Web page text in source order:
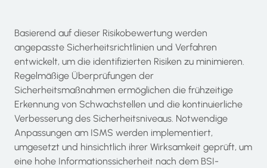
Basierend auf dieser Risikobewertung werden
angepasste Sicherheitsrichtlinien und Verfahren
entwickelt, um die identifizierten Risiken zu minimieren.
Regelmäßige Überprüfungen der
Sicherheitsmaßnahmen ermöglichen die frühzeitige
Erkennung von Schwachstellen und die kontinuierliche
Verbesserung des Sicherheitsniveaus. Notwendige
Anpassungen am ISMS werden implementiert,
umgesetzt und hinsichtlich ihrer Wirksamkeit geprüft, um
eine hohe Informationssicherheit nach dem BSI-